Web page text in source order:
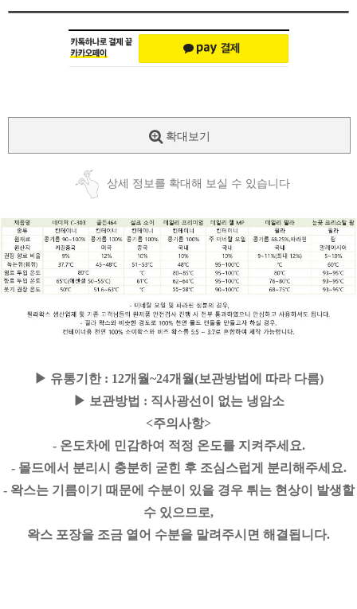
확대보기
상세 정보를 확대해 보실 수 있습니다
▶ 유통기한 : 12개월~24개월(보관방법에 따라 다름)
▶ 보관방법 : 직사광선이 없는 냉암소
<주의사항>
- 온도차에 민감하여 적정 온도를 지켜주세요.
- 몰드에서 분리시 충분히 굳힌 후 조심스럽게 분리해주세요.
- 왁스는 기름이기 때문에 수분이 있을 경우 튀는 현상이 발생할
수 있으므로,
왁스 포장을 조금 열어 수분을 말려주시면 해결됩니다.